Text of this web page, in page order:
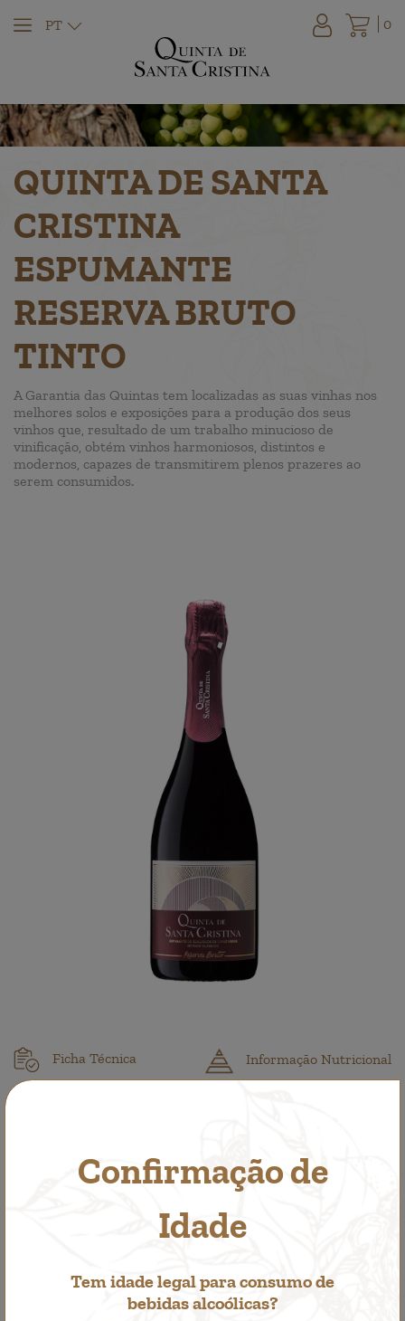
Confirmação de
Idade
Tem idade legal para consumo de
bebidas alcoólicas?
PT 0
QUINTA DE SANTA
CRISTINA
ESPUMANTE
RESERVA BRUTO
TINTO
A Garantia das Quintas tem localizadas as suas vinhas nos
melhores solos e exposições para a produção dos seus
vinhos que, resultado de um trabalho minucioso de
vinificação, obtém vinhos harmoniosos, distintos e
modernos, capazes de transmitirem plenos prazeres ao
serem consumidos.
Ficha Técnica Informação Nutricional
Espumante Tinto
Características
Região Demarcada dos Vinhos Verdes
2018
12%
Vinhão